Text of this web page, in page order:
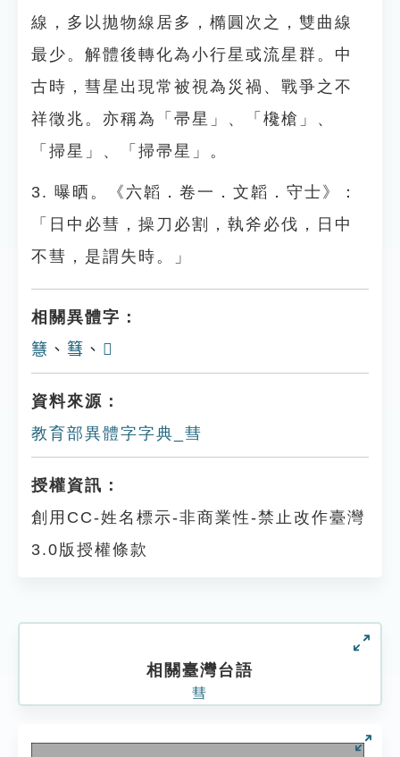
線，多以拋物線居多，橢圓次之，雙曲線
最少。解體後轉化為小行星或流星群。中
古時，彗星出現常被視為災禍、戰爭之不
祥徵兆。亦稱為「帚星」、「欃槍」、
「掃星」、「掃帚星」。
3. 曝晒。《六韜．卷一．文韜．守士》：
「日中必彗，操刀必割，執斧必伐，日中
不彗，是謂失時。」
相關異體字：
𥶙 、 篲 、 𥱎
資料來源：
教育部異體字字典_彗
授權資訊：
創用CC-姓名標示-非商業性-禁止改作臺灣
3.0版授權條款
相關臺灣台語
彗